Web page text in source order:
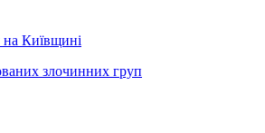
на Київщині
злочинних груп